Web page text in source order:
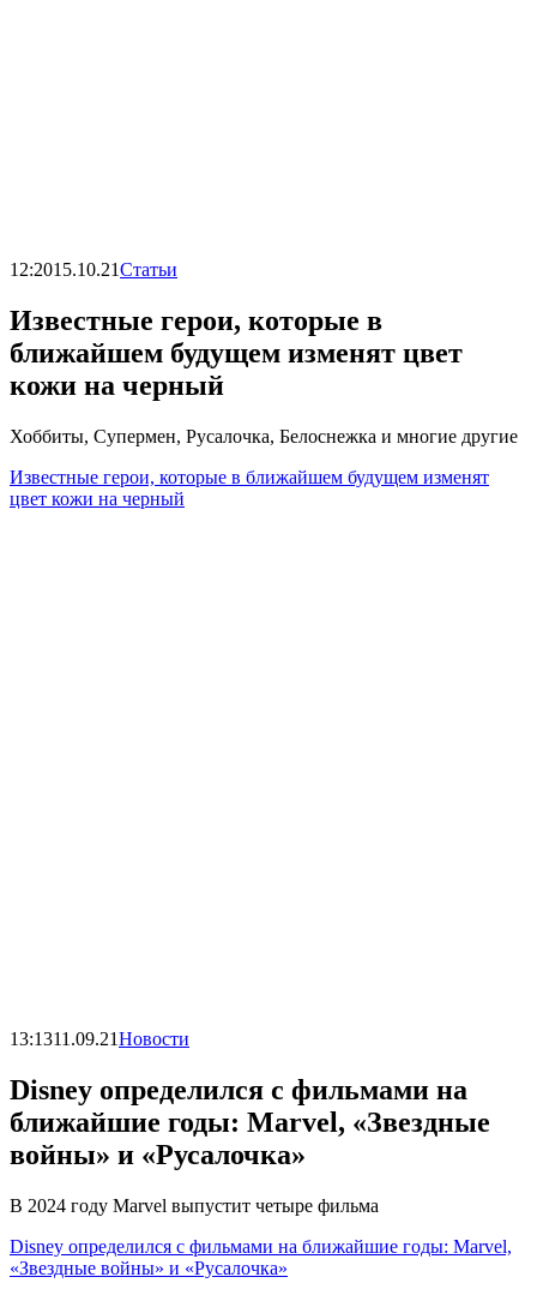
12:2015.10.21Статьи
Известные герои, которые в
ближайшем будущем изменят цвет
кожи на черный
Хоббиты, Супермен, Русалочка, Белоснежка и многие другие
Известные герои, которые в ближайшем будущем изменят
цвет кожи на черный
13:1311.09.21Новости
Disney определился с фильмами на
ближайшие годы: Marvel, «Звездные
войны» и «Русалочка»
В 2024 году Marvel выпустит четыре фильма
Disney определился с фильмами на ближайшие годы: Marvel,
«Звездные войны» и «Русалочка»